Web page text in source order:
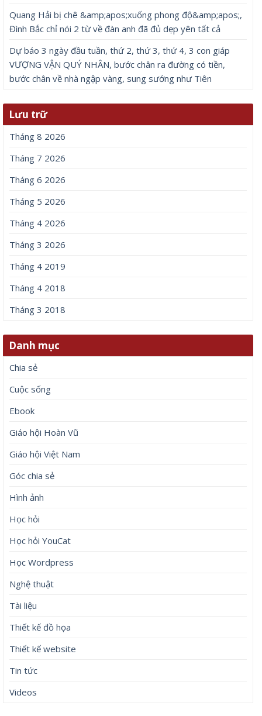
Quang Hải bị chê &amp;apos;xuống phong độ&amp;apos;,
Đình Bắc chỉ nói 2 từ về đàn anh đã đủ dẹp yên tất cả
Dự báo 3 ngày đầu tuần, thứ 2, thứ 3, thứ 4, 3 con giáp
VƯỢNG VẬN QUÝ NHÂN, bước chân ra đường có tiền,
bước chân về nhà ngập vàng, sung sướng như Tiên
Lưu trữ
Tháng 8 2026
Tháng 7 2026
Tháng 6 2026
Tháng 5 2026
Tháng 4 2026
Tháng 3 2026
Tháng 4 2019
Tháng 4 2018
Tháng 3 2018
Danh mục
Chia sẻ
Cuộc sống
Ebook
Giáo hội Hoàn Vũ
Giáo hội Việt Nam
Góc chia sẻ
Hình ảnh
Học hỏi
Học hỏi YouCat
Học Wordpress
Nghệ thuật
Tài liệu
Thiết kế đồ họa
Thiết kế website
Tin tức
Videos